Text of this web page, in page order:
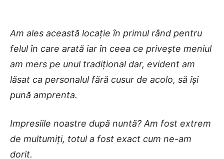
Am ales această locație în primul rând pentru
felul în care arată iar în ceea ce privește meniul
am mers pe unul tradițional dar, evident am
lăsat ca personalul fără cusur de acolo, să își
pună amprenta.
Impresiile noastre după nuntă? Am fost extrem
de multumiți, totul a fost exact cum ne-am
dorit.